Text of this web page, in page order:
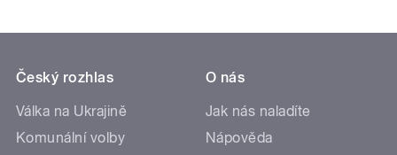
Český rozhlas
Válka na Ukrajině
Komunální volby
O nás
Jak nás naladíte
Nápověda